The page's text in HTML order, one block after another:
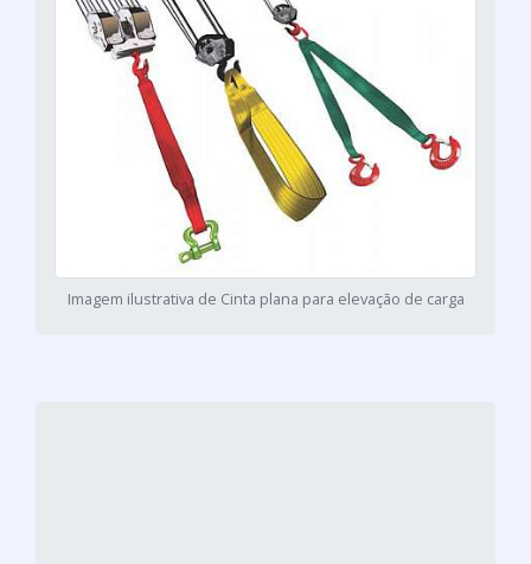
Imagem ilustrativa de Cinta plana para elevação de carga